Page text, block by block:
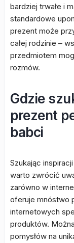
bardziej trwałe i
standardowe
prezent może
całej rodzinie –
przedmiotem
rozmów.
Gdzie
prezent
babci
Szukając
warto zwrócić
zarówno w
oferuje mnóstwo
internetowych
produktów.
pomysłów na